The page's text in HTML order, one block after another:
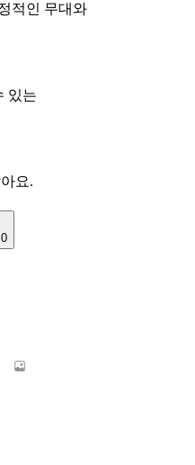
적인 무대와
있는
요.
0